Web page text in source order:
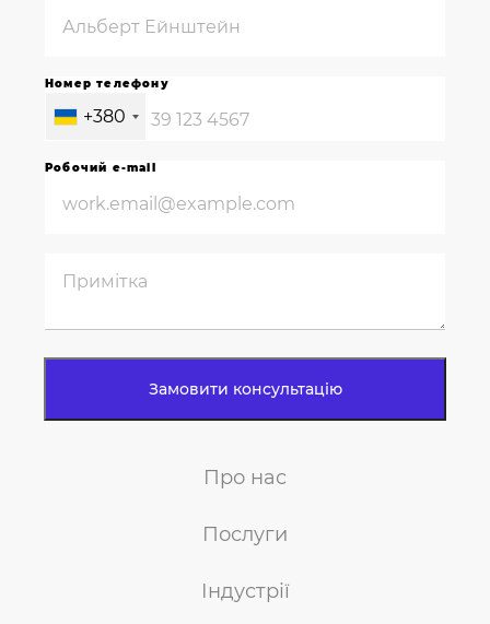
Про нас
Послуги
Індустрії
Номер телефону
+380
Робочий e-mail